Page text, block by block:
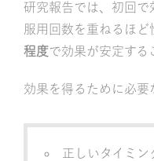
研究報告では、初回で
服用回数を重ねるほど
程度で効果が安定する
効果を得るために必要
正しいタイミン